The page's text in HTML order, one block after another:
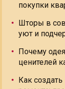
покупки
Шторы в
уют и
Почему
ценителей
Как